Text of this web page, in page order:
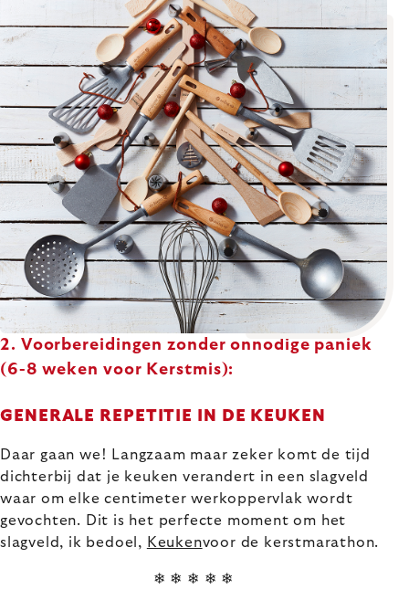
2. Voorbereidingen zonder onnodige paniek
(6-8 weken voor Kerstmis):
GENERALE REPETITIE IN DE KEUKEN
Daar gaan we! Langzaam maar zeker komt de tijd
dichterbij dat je keuken verandert in een slagveld
waar om elke centimeter werkoppervlak wordt
gevochten. Dit is het perfecte moment om het
slagveld, ik bedoel, Keukenvoor de kerstmarathon.
❄ ❄ ❄ ❄ ❄